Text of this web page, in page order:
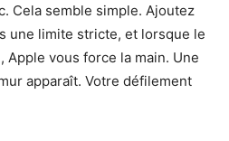
Cela semble simple. Ajoutez
une limite stricte, et lorsque le
vous force la main. Une
apparaît. Votre défilement